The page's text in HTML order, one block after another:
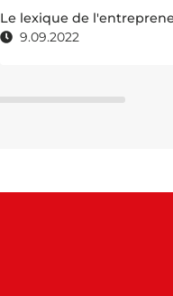
Le lexique de
9.09.2022